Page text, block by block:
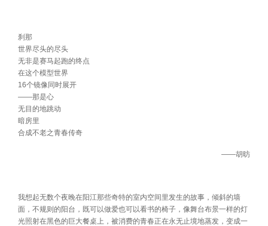
刹那
世界尽头的尽头
无非是赛马起跑的终点
在这个模型世界
16个镜像同时展开
——那是心
无目的地跳动
暗房里
合成不老之青春传奇
――胡昉
我想起无数个夜晚在阳江那些奇特的室内空间里发生的故事，倾斜的墙
面，不规则的阳台，既可以做爱也可以看书的椅子，像舞台布景一样的灯
光照射在黑色的巨大餐桌上，被消费的青春正在永无止境地蒸发，变成一